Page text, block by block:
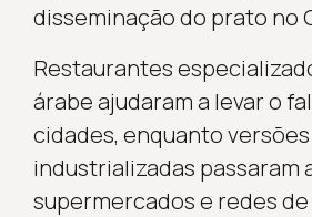
disseminação do prato no
Restaurantes
árabe ajudaram a levar o
cidades, enquanto versões
industrializadas passaram
supermercados e redes